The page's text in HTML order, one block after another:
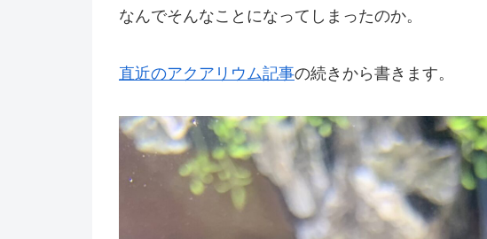
なんでそんなことになってしまったのか。
直近のアクアリウム記事の続きから書きます。